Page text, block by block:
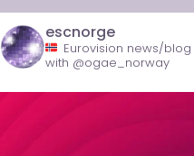
escnorge
Eurovision news/
with @ogae_norway